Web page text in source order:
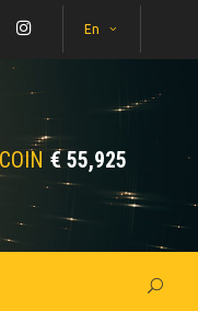
En
€55,925